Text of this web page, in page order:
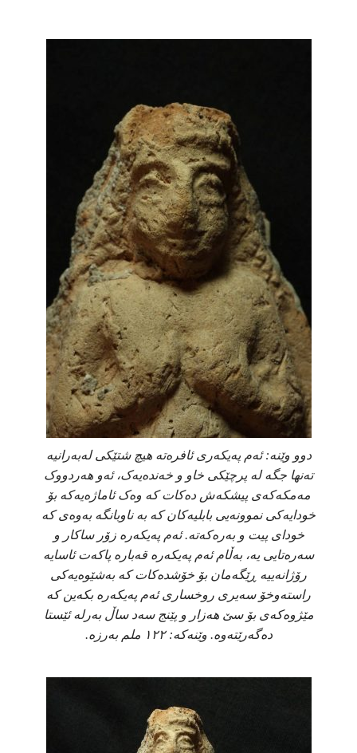
دوو وێنە: ئەم پەیکەری ئافرەتە هیچ شتێکی لەبەرانیە
تەنها جگە لە پرچێکی خاو و خەندەیەک، ئەو هەردووک
مەمکەکەی پیشکەش دەکات کە وەک ئاماژەیەکە بۆ
خودایەکی نموونەیی بابلیەکان کە بە ناوبانگە بەوەی کە
خودای پیت و بەرەکەتە. ئەم پەیکەرە زۆر ساکار و
سەرەتایی یە، بەڵام ئەم پەیکەرە قەبارە پاکەت ئاسایە
رۆژانەییە ڕێگەمان بۆ خۆشدەکات کە بەشێوەیەکی
راستەوخۆ سەیری روخساری ئەم پەیکەرە بکەین کە
مێژوەکەی بۆ سێ هەزار و پێنج سەد ساڵ بەرلە ئێستا
دەگەرێتەوە. وێنەکە: ١٢٢ ملم بەرزە.